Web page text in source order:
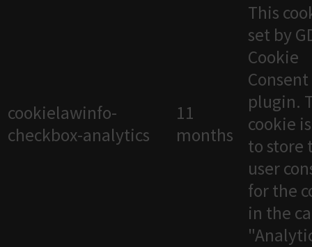
cookielawinfo-
checkbox-analytics
11
months
This
set by
Cookie
Consent
plugin.
cookie
to store
user
for the
in the